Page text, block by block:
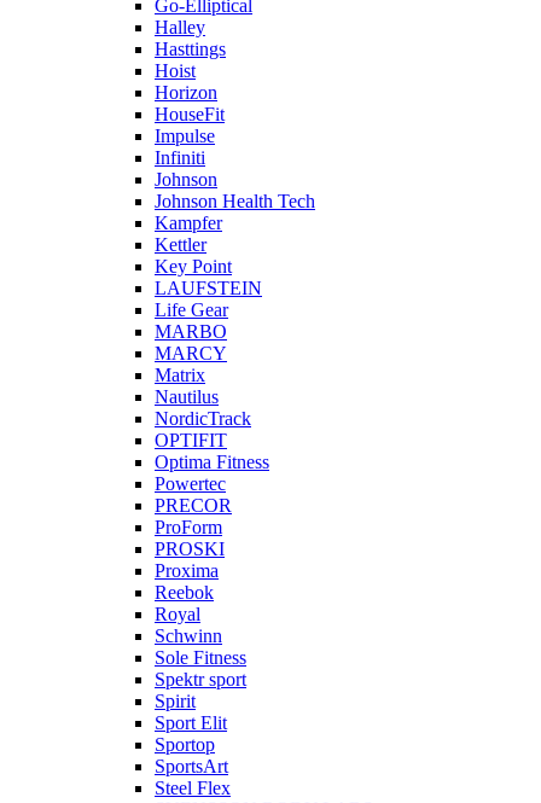
Go-Elliptical
Halley
Hasttings
Hoist
Horizon
HouseFit
Impulse
Infiniti
Johnson
Johnson Health Tech
Kampfer
Kettler
Key Point
LAUFSTEIN
Life Gear
MARBO
MARCY
Matrix
Nautilus
NordicTrack
OPTIFIT
Optima Fitness
Powertec
PRECOR
ProForm
PROSKI
Proxima
Reebok
Royal
Schwinn
Sole Fitness
Spektr sport
Spirit
Sport Elit
Sportop
SportsArt
Steel Flex